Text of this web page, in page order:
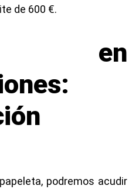
de 600 €.
en
podremos acudir